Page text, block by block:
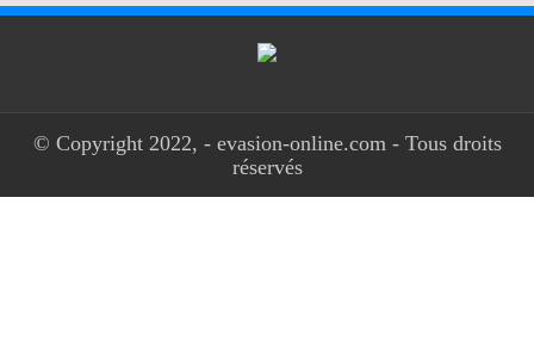
© Copyright 2022, - evasion-online.com - Tous droits
réservés